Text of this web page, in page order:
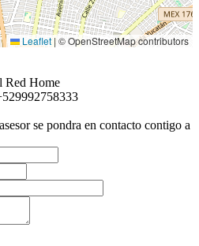
Leaflet |© OpenStreetMap contributors
Red Home
se pondra en contacto contigo a